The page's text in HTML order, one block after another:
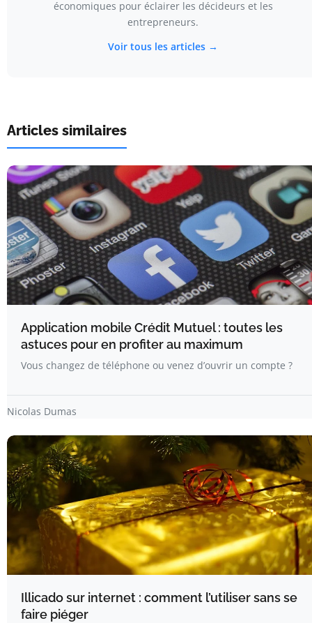
économiques pour éclairer les décideurs et les
entrepreneurs.
Voir tous les articles →
Articles similaires
Application mobile Crédit Mutuel : toutes les
astuces pour en profiter au maximum
Vous changez de téléphone ou venez d’ouvrir un compte ?
Nicolas Dumas
Illicado sur internet : comment l’utiliser sans se
faire piéger